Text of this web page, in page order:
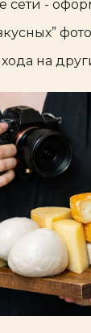
сети -
на